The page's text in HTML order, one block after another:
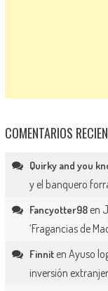
COMENTARIOS
Quirky and you
y el banquero
Fancyotter98en
‘Fragancias de
Finniten Ayuso
inversión